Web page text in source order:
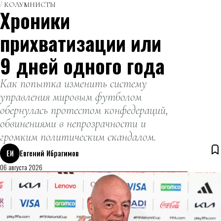
КОЛУМНИСТЫ
Хроники
прихватизации или
9 дней одного года
Как попытка изменить систему
управления мировым футболом
обернулась протестом конфедераций,
обвинениями в непрозрачности и
громким политическим скандалом.
ЕИ
Евгений Ибрагимов
06 августа 2026